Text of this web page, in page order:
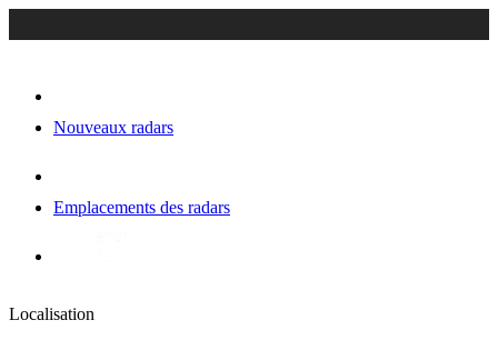
Nouveaux radars
Emplacements des radars
Localisation